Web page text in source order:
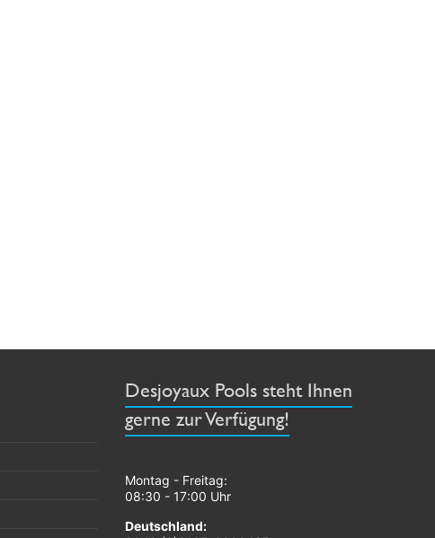
Desjoyaux Pools steht Ihnen
gerne zur Verfügung!
Montag - Freitag:
08:30 - 17:00 Uhr
Deutschland: